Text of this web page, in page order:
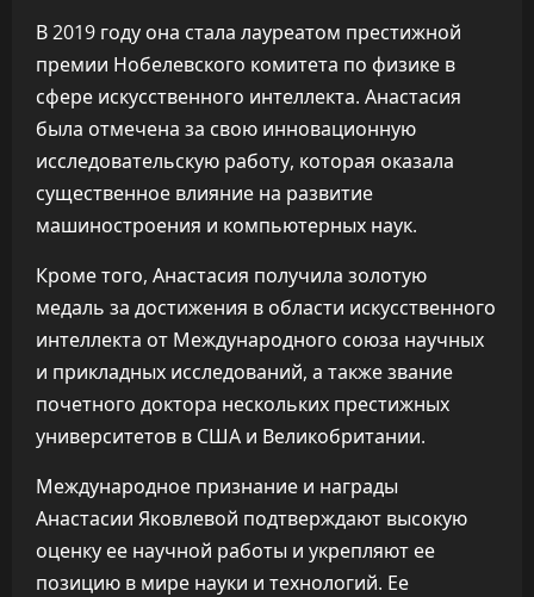
В 2019 году она стала лауреатом престижной
премии Нобелевского комитета по физике в
сфере искусственного интеллекта. Анастасия
была отмечена за свою инновационную
исследовательскую работу, которая оказала
существенное влияние на развитие
машиностроения и компьютерных наук.
Кроме того, Анастасия получила золотую
медаль за достижения в области искусственного
интеллекта от Международного союза научных
и прикладных исследований, а также звание
почетного доктора нескольких престижных
университетов в США и Великобритании.
Международное признание и награды
Анастасии Яковлевой подтверждают высокую
оценку ее научной работы и укрепляют ее
позицию в мире науки и технологий. Ее